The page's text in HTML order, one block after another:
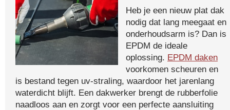
Heb je een nieuw plat dak
nodig dat lang meegaat en
onderhoudsarm is? Dan is
EPDM de ideale
oplossing. EPDM daken
voorkomen scheuren en
is bestand tegen uv-straling, waardoor het jarenlang
waterdicht blijft. Een dakwerker brengt de rubberfolie
naadloos aan en zorgt voor een perfecte aansluiting